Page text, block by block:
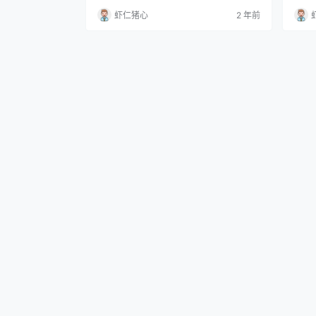
家介绍一款超可爱的cosplay作品，就是To
moyo酱的《貅冬雪沁香》啦！这套作品是
虾仁猪心 2 年前
首先
的